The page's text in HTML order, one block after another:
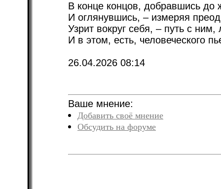
В конце концов, добравшись до
И оглянувшись, – измеряя
Узрит вокруг себя, – путь с
И в этом, есть, человеческого
26.04.2026 08:14
Ваше мнение:
Добавить своё мнение
Обсудить на форуме